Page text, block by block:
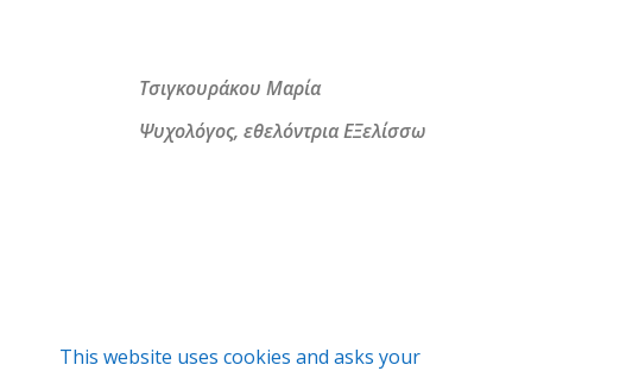
Τσιγκουράκου Μαρία
Ψυχολόγος, εθελόντρια ΕΞελίσσω
This website uses cookies and asks your